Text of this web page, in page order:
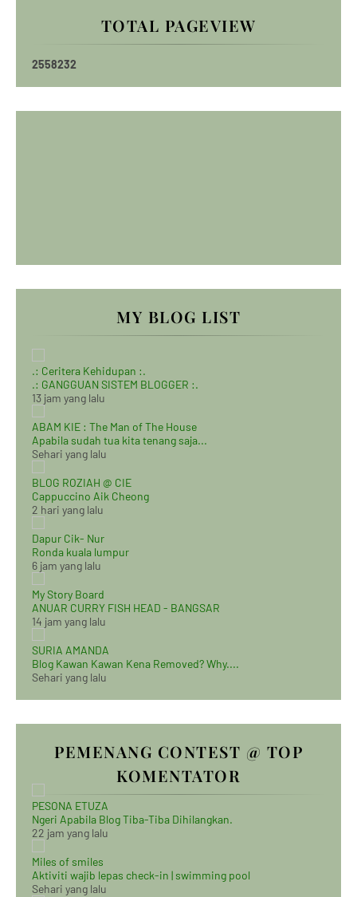
TOTAL PAGEVIEW
2558232
MY BLOG LIST
.: Ceritera Kehidupan :.
.: GANGGUAN SISTEM BLOGGER :.
13 jam yang lalu
ABAM KIE : The Man of The House
Apabila sudah tua kita tenang saja...
Sehari yang lalu
BLOG ROZIAH @ CIE
Cappuccino Aik Cheong
2 hari yang lalu
Dapur Cik- Nur
Ronda kuala lumpur
6 jam yang lalu
My Story Board
ANUAR CURRY FISH HEAD - BANGSAR
14 jam yang lalu
SURIA AMANDA
Blog Kawan Kawan Kena Removed? Why....
Sehari yang lalu
PEMENANG CONTEST @ TOP
KOMENTATOR
PESONA ETUZA
Ngeri Apabila Blog Tiba-Tiba Dihilangkan.
22 jam yang lalu
Miles of smiles
Aktiviti wajib lepas check-in | swimming pool
Sehari yang lalu